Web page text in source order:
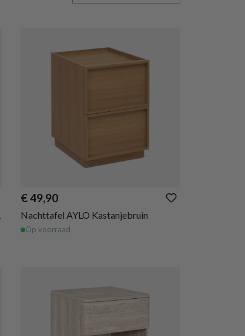
€ 49,90
Nachttafel AYLO Kastanjebruin
Op voorraad